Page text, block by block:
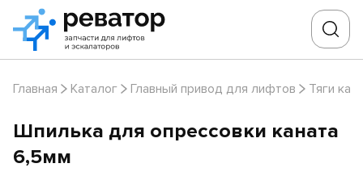
Главная Каталог Главный привод для лифтов Тяги
Шпилька для опрессовки каната
6,5мм